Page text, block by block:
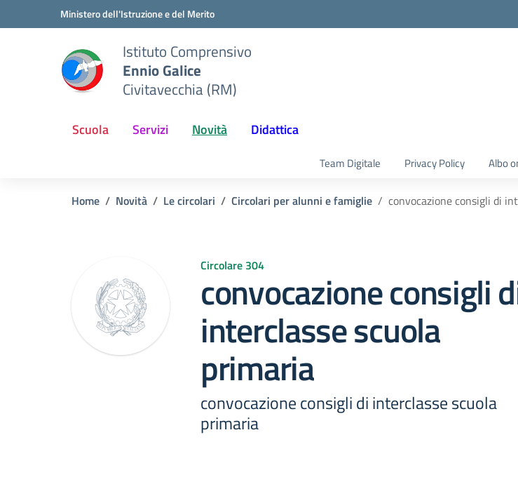
Vai ai contenuti
Vai al menu di navigazioneMinistero dell'Istruzione e del Merito
Istituto Comprensivo
Ennio Galice
Civitavecchia (RM)
Scuola Servizi Novità Didattica
Team Digitale Privacy Policy Albo
Home Novità Le circolari Circolari per alunni e famiglie convocazione consigli di
Circolare 304
convocazione consigli
interclasse scuola
primaria
convocazione consigli di interclasse scuola
primaria